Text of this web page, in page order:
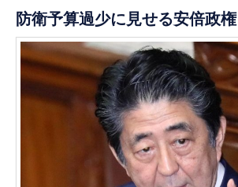
防衛予算過少に見せる安倍政権